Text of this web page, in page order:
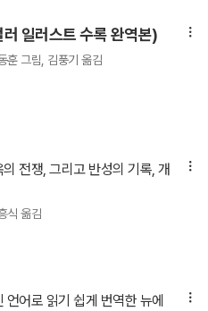
일러스트 수록 완역본)
훈 그림, 김풍기 옮김
전쟁, 그리고 반성의 기록, 개
식 옮김
언어로 읽기 쉽게 번역한 뉴에